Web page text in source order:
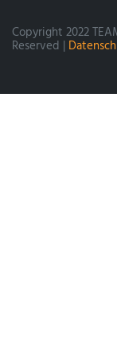
Copyright 2022
Reserved |